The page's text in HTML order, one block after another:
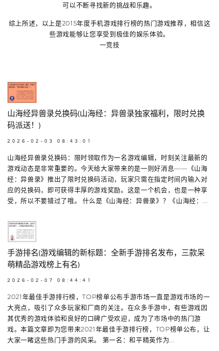
可以不断寻找新的挑战和乐趣。
综上所述，以上是2015年度手机游戏排行榜的热门游戏推荐，相信这
些游戏能够让您享受到极佳的娱乐体验。
一竞技
山海经异兽录兑换码(山海经：异兽录独家福利，限时兑换
码派送！)
2026-02-03 08:43:01
山海经异兽录兑换码：限时领取作为一名游戏编辑，时刻关注最新的
游戏动态是非常重要的。今天给大家带来的是一则好消息——《山海
经：异兽录》推出了限时兑换码活动，玩家只需在指定时间内输入对
应的兑换码，即可获得丰厚的游戏奖励。这是一个机会，也是一种享
受，所以不要错过了哦。 什么是《山海经：异兽录》？《山海经：...
手游排名(游戏编辑的新标题：全新手游排名发布，三款呆
萌精品游戏榜上有名)
2026-02-07 08:44:41
2021年最佳手游排行榜，TOP榜单公布手游市场一直是游戏市场的一
大亮点，吸引了众多玩家和厂商的关注。在众多手游中，有些游戏因
其优秀的游戏体验和良好的口碑广受欢迎，成为了市场中的热门游
戏。本篇文章即为您带来2021年最佳手游排行榜，TOP榜单公布，让
大家一睹这些热门手游的风采。 第一名：和平精英作为...